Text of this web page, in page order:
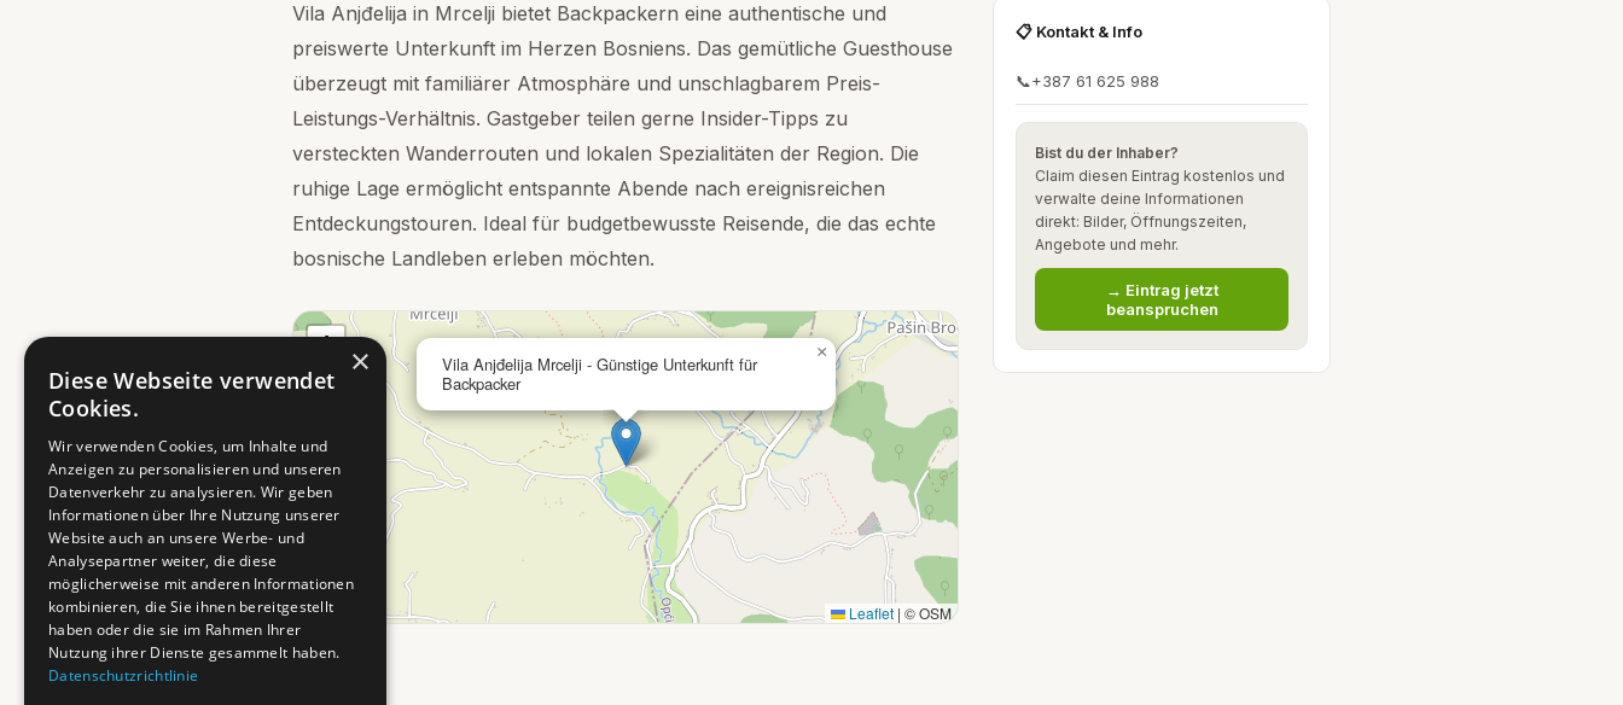
Vila Anjđelija in Mrcelji bietet Backpackern eine authentische und
preiswerte Unterkunft im Herzen Bosniens. Das gemütliche Guesthouse
überzeugt mit familiärer Atmosphäre und unschlagbarem Preis-
Leistungs-Verhältnis. Gastgeber teilen gerne Insider-Tipps zu
versteckten Wanderrouten und lokalen Spezialitäten der Region. Die
ruhige Lage ermöglicht entspannte Abende nach ereignisreichen
Entdeckungstouren. Ideal für budgetbewusste Reisende, die das echte
bosnische Landleben erleben möchten.
Vila Anjđelija Mrcelji - Günstige Unterkunft für
Backpacker
×
+
−
Leaflet | © OSM
📋 Kontakt & Info
📞+387 61 625 988
Bist du der Inhaber?
Claim diesen Eintrag kostenlos und
verwalte deine Informationen
direkt: Bilder, Öffnungszeiten,
Angebote und mehr.
→ Eintrag jetzt
beanspruchen
×
Diese Webseite verwendet
Cookies.
Wir verwenden Cookies, um Inhalte und
Anzeigen zu personalisieren und unseren
Datenverkehr zu analysieren. Wir geben
Informationen über Ihre Nutzung unserer
Website auch an unsere Werbe- und
Analysepartner weiter, die diese
möglicherweise mit anderen Informationen
kombinieren, die Sie ihnen bereitgestellt
haben oder die sie im Rahmen Ihrer
Nutzung ihrer Dienste gesammelt haben.
Datenschutzrichtlinie